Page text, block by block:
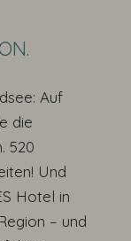
Auf
die
520
Und
Hotel in
– und